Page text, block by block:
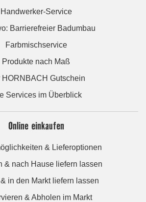
Handwerker-Service
Barrierefreier Badumbau
Farbmischservice
Produkte nach Maß
HORNBACH Gutschein
Services im Überblick
Online einkaufen
& Lieferoptionen
& nach Hause liefern lassen
in den Markt liefern lassen
& Abholen im Markt